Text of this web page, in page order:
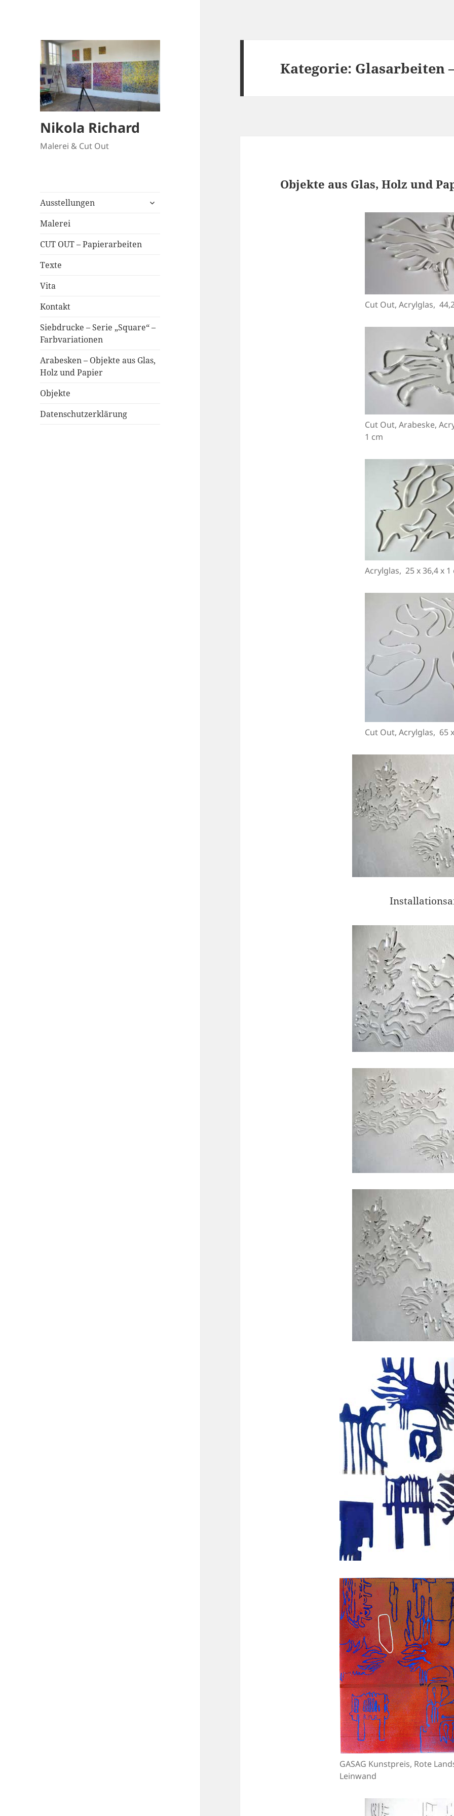
Nikola Richard
Malerei & Cut Out
Ausstellungen
untermenü
Malerei
CUT OUT – Papierarbeiten
Texte
Vita
Kontakt
Siebdrucke – Serie „Square“ –
Farbvariationen
Arabesken – Objekte aus Glas,
Holz und Papier
Objekte
Datenschutzerklärung
Kategorie: Glasarbeiten
Objekte aus Glas, Holz und
Cut Out, Acrylglas,
Cut Out, Arabeske,
1 cm
Acrylglas, 25 x 36,4 x 1
Cut Out, Acrylglas, 65
GASAG Kunstpreis, Rote
Leinwand